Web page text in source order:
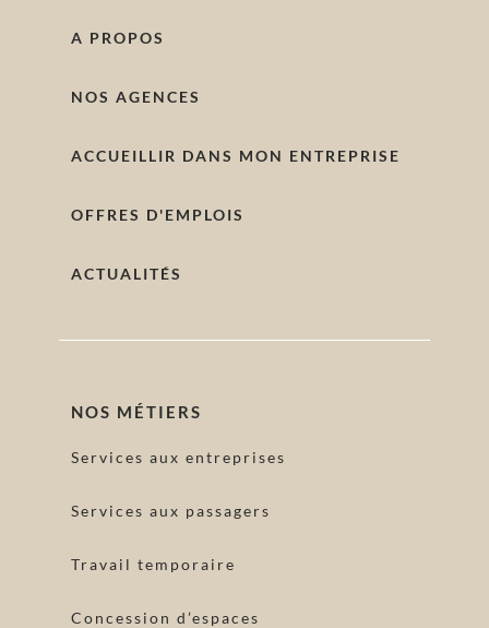
A PROPOS
NOS AGENCES
ACCUEILLIR DANS MON ENTREPRISE
OFFRES D'EMPLOIS
ACTUALITÉS
NOS MÉTIERS
Services aux entreprises
Services aux passagers
Travail temporaire
Concession d’espaces